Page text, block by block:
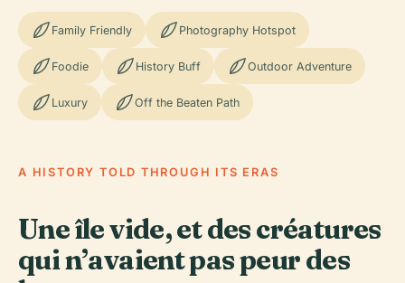
Family Friendly Photography Hotspot
Foodie History Buff Outdoor Adventure
Luxury Off the Beaten Path
A HISTORY TOLD THROUGH ITS ERAS
Une île vide, et des créatures
qui n’avaient pas peur des